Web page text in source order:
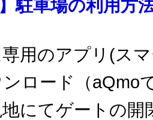
駐車場の利用方
専用のアプリ(ス
ロード（aQmo
にてゲートの開